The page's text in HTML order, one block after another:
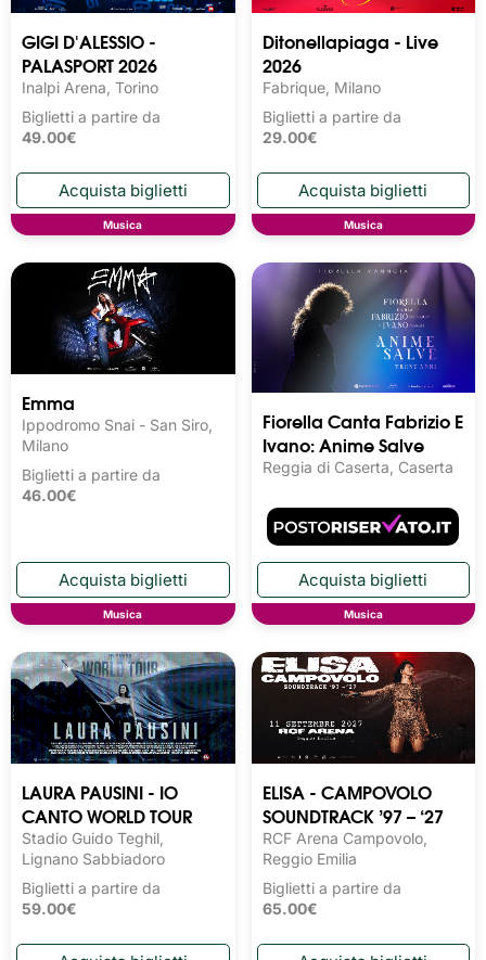
GIGI D'ALESSIO -
PALASPORT 2026
Inalpi Arena, Torino
Biglietti a partire da
49.00€
Musica
Ditonellapiaga - Live
2026
Fabrique, Milano
Biglietti a partire da
29.00€
Musica
Emma
Ippodromo Snai - San Siro,
Milano
Biglietti a partire da
46.00€
Musica
Fiorella Canta Fabrizio E
Ivano: Anime Salve
Reggia di Caserta, Caserta
Musica
LAURA PAUSINI - IO
CANTO WORLD TOUR
Stadio Guido Teghil,
Lignano Sabbiadoro
Biglietti a partire da
59.00€
ELISA - CAMPOVOLO
SOUNDTRACK ’97 – ‘27
RCF Arena Campovolo,
Reggio Emilia
Biglietti a partire da
65.00€